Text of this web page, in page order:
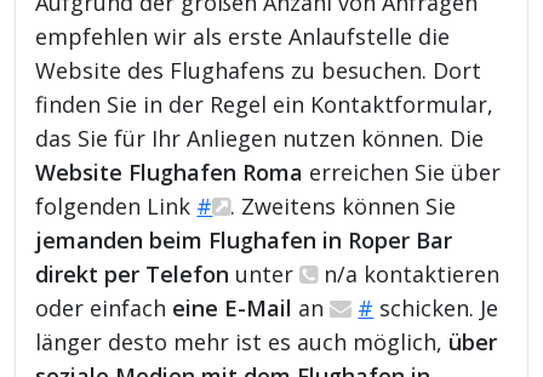
empfehlen wir als erste Anlaufstelle die
Website des Flughafens zu besuchen. Dort
finden Sie in der Regel ein Kontaktformular,
das Sie für Ihr Anliegen nutzen können. Die
Website Flughafen Roma erreichen Sie über
folgenden Link #
. Zweitens können Sie
jemanden beim Flughafen in Roper Bar
direkt per Telefon unter
n/a kontaktieren
oder einfach eine E-Mail an # schicken. Je
länger desto mehr ist es auch möglich, über